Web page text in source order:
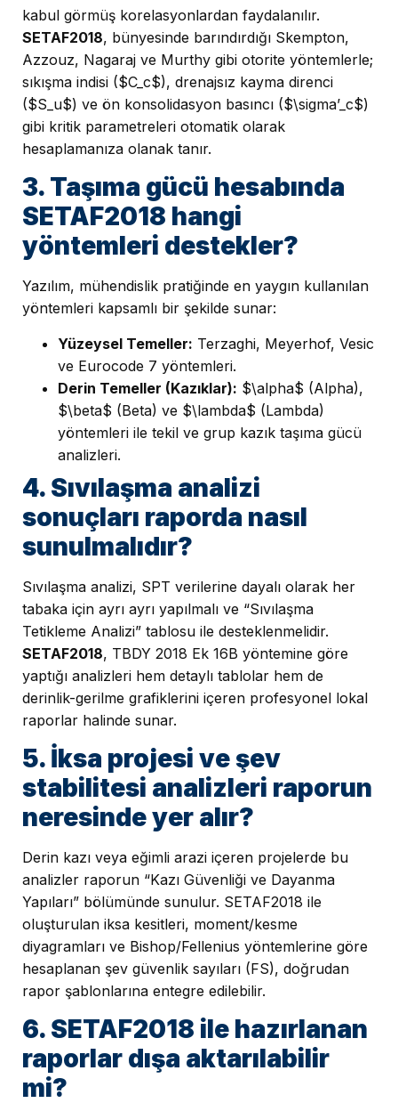
kabul görmüş korelasyonlardan faydalanılır.
SETAF2018, bünyesinde barındırdığı Skempton,
Azzouz, Nagaraj ve Murthy gibi otorite yöntemlerle;
sıkışma indisi ($C_c$), drenajsız kayma direnci
($S_u$) ve ön konsolidasyon basıncı ($\sigma’_c$)
gibi kritik parametreleri otomatik olarak
hesaplamanıza olanak tanır.
3. Taşıma gücü hesabında
SETAF2018 hangi
yöntemleri destekler?
Yazılım, mühendislik pratiğinde en yaygın kullanılan
yöntemleri kapsamlı bir şekilde sunar:
Yüzeysel Temeller: Terzaghi, Meyerhof, Vesic
ve Eurocode 7 yöntemleri.
Derin Temeller (Kazıklar): $\alpha$ (Alpha),
$\beta$ (Beta) ve $\lambda$ (Lambda)
yöntemleri ile tekil ve grup kazık taşıma gücü
analizleri.
4. Sıvılaşma analizi
sonuçları raporda nasıl
sunulmalıdır?
Sıvılaşma analizi, SPT verilerine dayalı olarak her
tabaka için ayrı ayrı yapılmalı ve “Sıvılaşma
Tetikleme Analizi” tablosu ile desteklenmelidir.
SETAF2018, TBDY 2018 Ek 16B yöntemine göre
yaptığı analizleri hem detaylı tablolar hem de
derinlik-gerilme grafiklerini içeren profesyonel lokal
raporlar halinde sunar.
5. İksa projesi ve şev
stabilitesi analizleri raporun
neresinde yer alır?
Derin kazı veya eğimli arazi içeren projelerde bu
analizler raporun “Kazı Güvenliği ve Dayanma
Yapıları” bölümünde sunulur. SETAF2018 ile
oluşturulan iksa kesitleri, moment/kesme
diyagramları ve Bishop/Fellenius yöntemlerine göre
hesaplanan şev güvenlik sayıları (FS), doğrudan
rapor şablonlarına entegre edilebilir.
6. SETAF2018 ile hazırlanan
raporlar dışa aktarılabilir
mi?